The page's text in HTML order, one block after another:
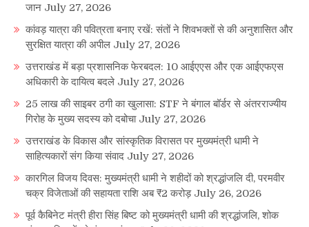
जान July 27, 2026
कांवड़ यात्रा की पवित्रता बनाए रखें: संतों ने शिवभक्तों से की अनुशासित और
सुरक्षित यात्रा की अपील July 27, 2026
उत्तराखंड में बड़ा प्रशासनिक फेरबदल: 10 आईएएस और एक आईएफएस
अधिकारी के दायित्व बदले July 27, 2026
25 लाख की साइबर ठगी का खुलासा: STF ने बंगाल बॉर्डर से अंतरराज्यीय
गिरोह के मुख्य सदस्य को दबोचा July 27, 2026
उत्तराखंड के विकास और सांस्कृतिक विरासत पर मुख्यमंत्री धामी ने
साहित्यकारों संग किया संवाद July 27, 2026
कारगिल विजय दिवस: मुख्यमंत्री धामी ने शहीदों को श्रद्धांजलि दी, परमवीर
चक्र विजेताओं की सहायता राशि अब ₹2 करोड़ July 26, 2026
पूर्व कैबिनेट मंत्री हीरा सिंह बिष्ट को मुख्यमंत्री धामी की श्रद्धांजलि, शोक